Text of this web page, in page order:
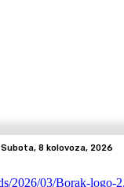
Subota, 8 kolovoza, 2026